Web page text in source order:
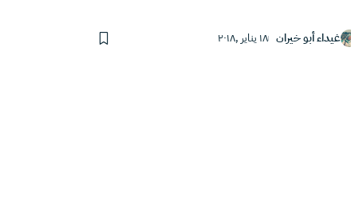
غيداء أبو خيران ١٨ يناير ,٢٠١٨